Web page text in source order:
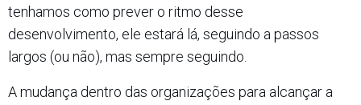
tenhamos como prever o ritmo desse
desenvolvimento, ele estará lá, seguindo a passos
largos (ou não), mas sempre seguindo.
A mudança dentro das organizações para alcançar a